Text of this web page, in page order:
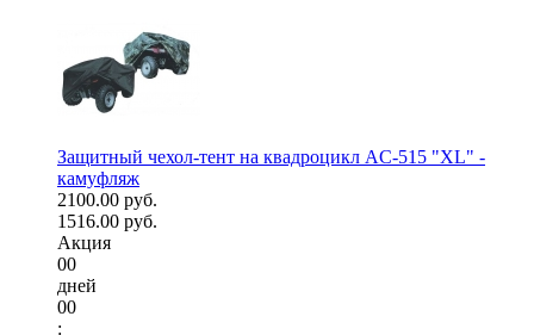
Защитный чехол-тент на квадроцикл AC-515 "XL" -
камуфляж
2100.00 руб.
1516.00 руб.
Акция
00
дней
00
: